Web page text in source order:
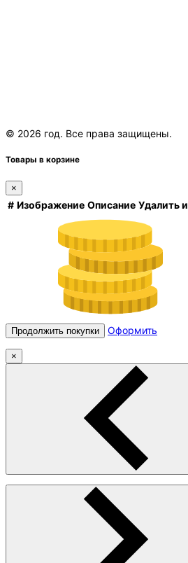
© 2026 год. Все права защищены.
Товары в корзине
×
# Изображение Описание Удалить
Продолжить покупки Оформить
×